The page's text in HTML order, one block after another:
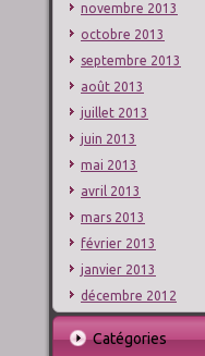
novembre 2013
octobre 2013
septembre 2013
août 2013
juillet 2013
juin 2013
mai 2013
avril 2013
mars 2013
février 2013
janvier 2013
décembre 2012
Catégories